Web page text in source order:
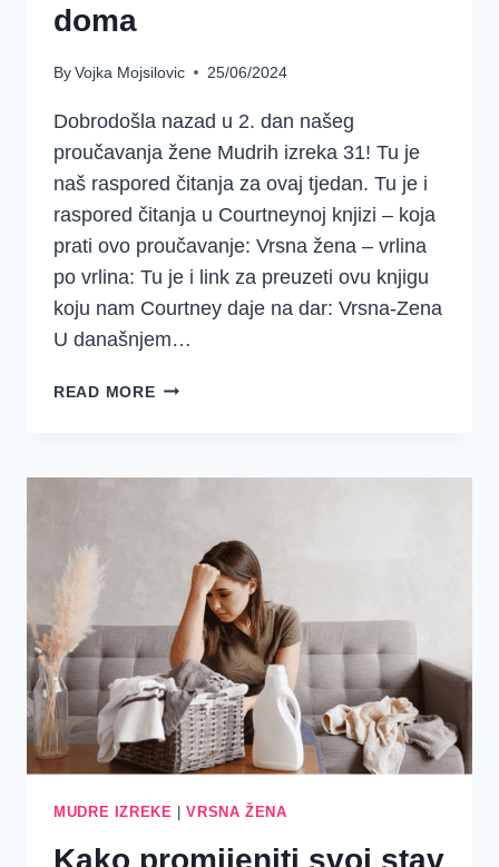
doma
ByVojka Mojsilovic 25/06/2024
Dobrodošla nazad u 2. dan našeg
proučavanja žene Mudrih izreka 31! Tu je
naš raspored čitanja za ovaj tjedan. Tu je i
raspored čitanja u Courtneynoj knjizi – koja
prati ovo proučavanje: Vrsna žena – vrlina
po vrlina: Tu je i link za preuzeti ovu knjigu
koju nam Courtney daje na dar: Vrsna-Zena
U današnjem…
READ MORERADITI
MUDRE IZREKE |VRSNA ŽENA
Kako promijeniti svoj stav